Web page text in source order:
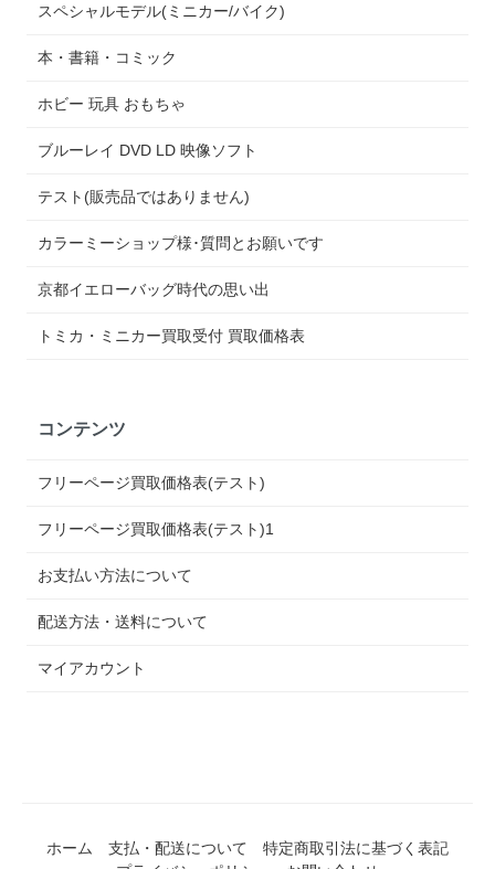
スペシャルモデル(ミニカー/バイク)
本・書籍・コミック
ホビー 玩具 おもちゃ
ブルーレイ DVD LD 映像ソフト
テスト(販売品ではありません)
カラーミーショップ様･質問とお願いです
京都イエローバッグ時代の思い出
トミカ・ミニカー買取受付 買取価格表
コンテンツ
フリーページ買取価格表(テスト)
フリーページ買取価格表(テスト)1
お支払い方法について
配送方法・送料について
マイアカウント
ホーム 支払・配送について
特定商取引法に基づく表記